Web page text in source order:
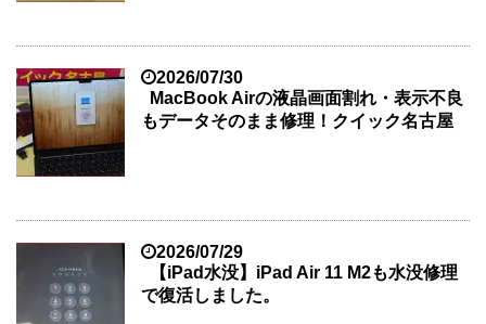
2026/07/30
MacBook Airの液晶画面割れ・表示不良
もデータそのまま修理！クイック名古屋
2026/07/29
【iPad水没】iPad Air 11 M2も水没修理
で復活しました。